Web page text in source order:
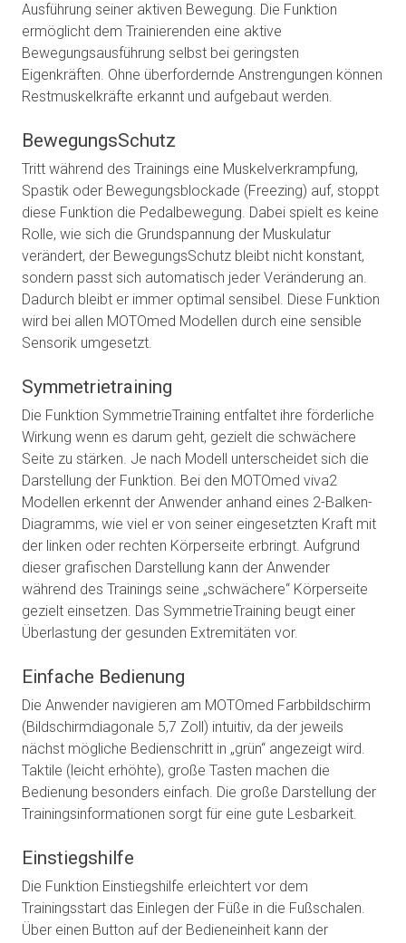
Ausführung seiner aktiven Bewegung. Die Funktion
ermöglicht dem Trainierenden eine aktive
Bewegungsausführung selbst bei geringsten
Eigenkräften. Ohne überfordernde Anstrengungen können
Restmuskelkräfte erkannt und aufgebaut werden.
BewegungsSchutz
Tritt während des Trainings eine Muskelverkrampfung,
Spastik oder Bewegungsblockade (Freezing) auf, stoppt
diese Funktion die Pedalbewegung. Dabei spielt es keine
Rolle, wie sich die Grundspannung der Muskulatur
verändert, der BewegungsSchutz bleibt nicht konstant,
sondern passt sich automatisch jeder Veränderung an.
Dadurch bleibt er immer optimal sensibel. Diese Funktion
wird bei allen MOTOmed Modellen durch eine sensible
Sensorik umgesetzt.
Symmetrietraining
Die Funktion SymmetrieTraining entfaltet ihre förderliche
Wirkung wenn es darum geht, gezielt die schwächere
Seite zu stärken. Je nach Modell unterscheidet sich die
Darstellung der Funktion. Bei den MOTOmed viva2
Modellen erkennt der Anwender anhand eines 2-Balken-
Diagramms, wie viel er von seiner eingesetzten Kraft mit
der linken oder rechten Körperseite erbringt. Aufgrund
dieser grafischen Darstellung kann der Anwender
während des Trainings seine „schwächere“ Körperseite
gezielt einsetzen. Das SymmetrieTraining beugt einer
Überlastung der gesunden Extremitäten vor.
Einfache Bedienung
Die Anwender navigieren am MOTOmed Farbbildschirm
(Bildschirmdiagonale 5,7 Zoll) intuitiv, da der jeweils
nächst mögliche Bedienschritt in „grün“ angezeigt wird.
Taktile (leicht erhöhte), große Tasten machen die
Bedienung besonders einfach. Die große Darstellung der
Trainingsinformationen sorgt für eine gute Lesbarkeit.
Einstiegshilfe
Die Funktion Einstiegshilfe erleichtert vor dem
Trainingsstart das Einlegen der Füße in die Fußschalen.
Über einen Button auf der Bedieneinheit kann der